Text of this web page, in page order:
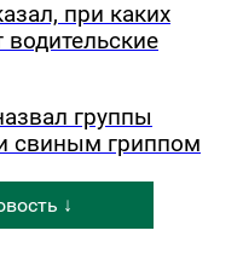
при каких
группы
свиным гриппом
↓